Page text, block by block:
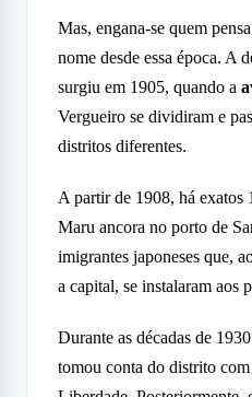
Mas, engana-se quem
nome desde essa época. A
surgiu em 1905, quando a
Vergueiro se dividiram e
distritos diferentes.
A partir de 1908, há exatos
Maru ancora no porto de
imigrantes japoneses que,
a capital, se instalaram aos
Durante as décadas de
tomou conta do distrito